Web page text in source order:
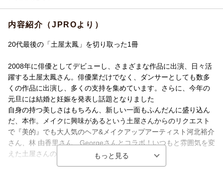
内容紹介（JPROより）
20代最後の「土屋太鳳」を切り取った1冊
2008年に俳優としてデビューし、さまざまな作品に出演、日々活
躍する土屋太鳳さん。俳優業だけでなく、ダンサーとしても数多
くの作品に出演し、多くの支持を集めています。さらに、今年の
元旦には結婚と妊娠を発表し話題となりました
自身の持つ美しさはもちろん、新しい一面もふんだんに盛り込ん
だ、本作。メイクに興味があるという土屋さんからのリクエスト
で『美的』でも大人気のヘア&メイクアップアーティスト河北裕介
さん、林 由香里さん、Georgeさんとコラボ！いつもと雰囲気を変
えた土屋さんの魅力もたっぷり詰まっています。